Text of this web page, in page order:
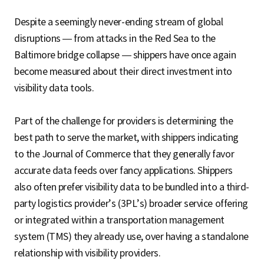
Despite a seemingly never-ending stream of global
disruptions — from attacks in the Red Sea to the
Baltimore bridge collapse — shippers have once again
become measured about their direct investment into
visibility data tools.
Part of the challenge for providers is determining the
best path to serve the market, with shippers indicating
to the Journal of Commerce that they generally favor
accurate data feeds over fancy applications. Shippers
also often prefer visibility data to be bundled into a third-
party logistics provider’s (3PL’s) broader service offering
or integrated within a transportation management
system (TMS) they already use, over having a standalone
relationship with visibility providers.